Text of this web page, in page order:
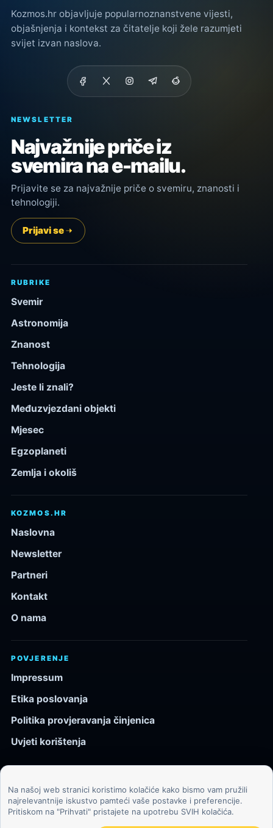
Kozmos.hr objavljuje popularnoznanstvene vijesti,
objašnjenja i kontekst za čitatelje koji žele razumjeti
svijet izvan naslova.
NEWSLETTER
Najvažnije priče iz
svemira na e-mailu.
Prijavite se za najvažnije priče o svemiru, znanosti i
tehnologiji.
Prijavi se
RUBRIKE
Svemir
Astronomija
Znanost
Tehnologija
Jeste li znali?
Međuzvjezdani objekti
Mjesec
Egzoplaneti
Zemlja i okoliš
KOZMOS.HR
Naslovna
Newsletter
Partneri
Kontakt
O nama
POVJERENJE
Impressum
Etika poslovanja
Politika provjeravanja činjenica
Uvjeti korištenja
© 2026 Kozmos.hr. Sva prava pridržana.
Svemir, znanost, tehnologija i velike ideje za znatiželjne
Na našoj web stranici koristimo kolačiće kako bismo vam pružili
najrelevantnije iskustvo pamteći vaše postavke i preferencije.
Pritiskom na "Prihvati" pristajete na upotrebu SVIH kolačića.